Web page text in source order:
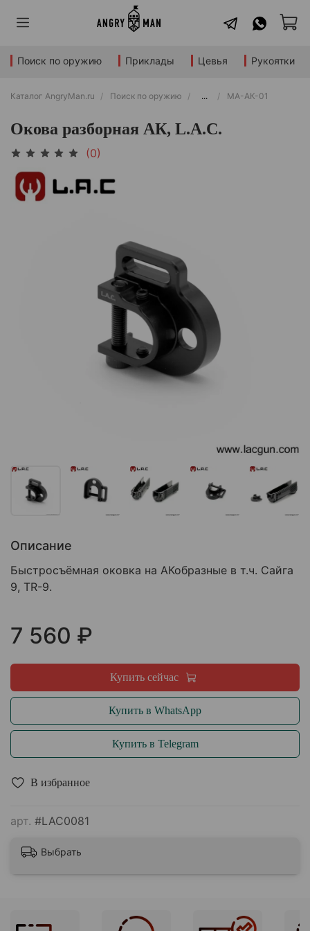
Поиск по оружию Приклады Цевья Рукоятки
Каталог AngryMan.ru Поиск по оружию ... МА-АК-01
Окова разборная АК, L.A.C.
(0)
В избранное
арт. #LAC0081
Описание
Быстросъёмная оковка на АКобразные в т.ч. Сайга
9, TR-9.
7 560 ₽
Купить сейчас
Купить в WhatsApp
Купить в Telegram
Выбрать